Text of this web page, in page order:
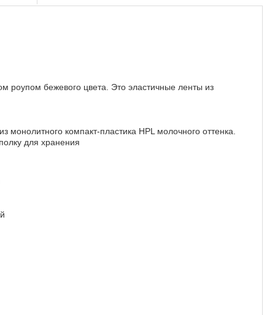
роупом бежевого цвета. Это эластичные ленты из
компакт-пластика HPL молочного оттенка.
для хранения